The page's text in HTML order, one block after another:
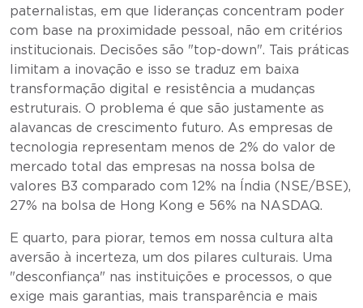
paternalistas, em que lideranças concentram poder
com base na proximidade pessoal, não em critérios
institucionais. Decisões são "top-down". Tais práticas
limitam a inovação e isso se traduz em baixa
transformação digital e resistência a mudanças
estruturais. O problema é que são justamente as
alavancas de crescimento futuro. As empresas de
tecnologia representam menos de 2% do valor de
mercado total das empresas na nossa bolsa de
valores B3 comparado com 12% na Índia (NSE/BSE),
27% na bolsa de Hong Kong e 56% na NASDAQ.
E quarto, para piorar, temos em nossa cultura alta
aversão à incerteza, um dos pilares culturais. Uma
"desconfiança" nas instituições e processos, o que
exige mais garantias, mais transparência e mais